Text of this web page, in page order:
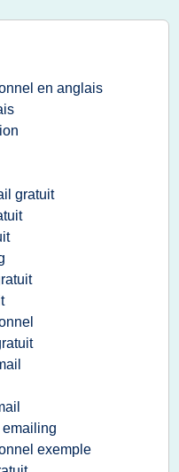
en anglais
gratuit
emailing
exemple